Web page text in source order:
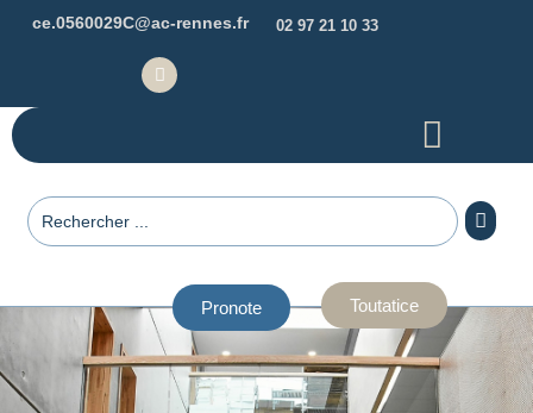
02 97 21 10 33
ce.0560029C@ac-rennes.fr
Pronote Toutatice